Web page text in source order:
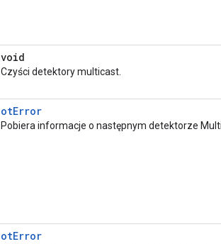
void
Czyści detektory multicast.
otError
Pobiera informacje o następnym detektorze
otError